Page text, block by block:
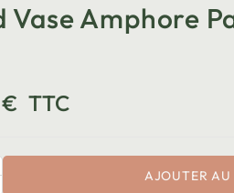
Vase Amphore
TTC
AJOUTER AU